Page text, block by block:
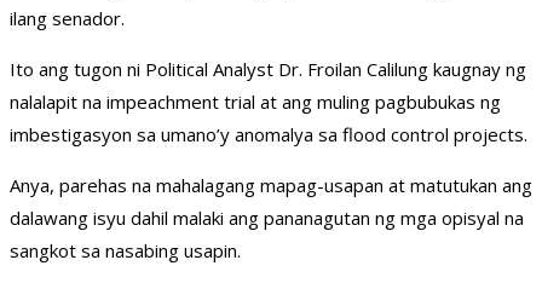
ilang senador.
Ito ang tugon ni Political Analyst Dr. Froilan Calilung kaugnay ng
nalalapit na impeachment trial at ang muling pagbubukas ng
imbestigasyon sa umano’y anomalya sa flood control projects.
Anya, parehas na mahalagang mapag-usapan at matutukan ang
dalawang isyu dahil malaki ang pananagutan ng mga opisyal na
sangkot sa nasabing usapin.